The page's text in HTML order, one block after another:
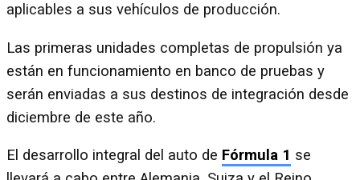
aplicables a sus vehículos de producción.
Las primeras unidades completas de propulsión ya
están en funcionamiento en banco de pruebas y
serán enviadas a sus destinos de integración desde
diciembre de este año.
El desarrollo integral del auto de Fórmula 1 se